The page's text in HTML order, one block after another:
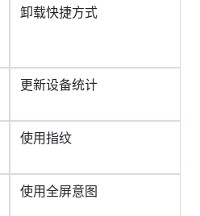
卸载快捷方式
更新设备统计
使用指纹
使用全屏意图